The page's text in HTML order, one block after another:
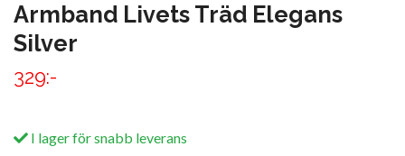
Armband Livets Träd Elegans
Silver
329:-
I lager för snabb leverans